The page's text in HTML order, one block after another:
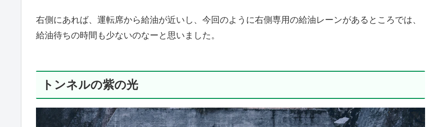
右側にあれば、運転席から給油が近いし、今回のように右側専用の給油レーンがあるところでは、
給油待ちの時間も少ないのなーと思いました。
トンネルの紫の光